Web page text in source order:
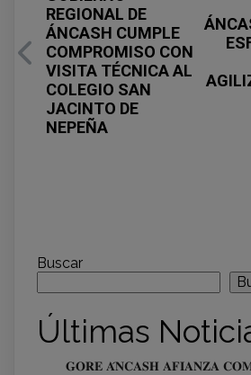
REGIONAL DE
ÁNCASH CUMPLE
COMPROMISO CON
VISITA TÉCNICA AL
COLEGIO SAN
JACINTO DE
NEPEÑA
Buscar
Últimas
𝐆𝐎𝐑𝐄 𝐀́𝐍𝐂𝐀𝐒𝐇 𝐀𝐅𝐈𝐀𝐍𝐙𝐀